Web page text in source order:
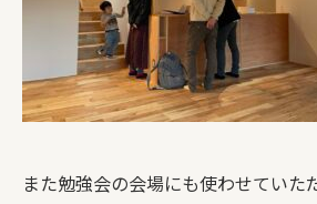
また勉強会の会場にも使わせていた